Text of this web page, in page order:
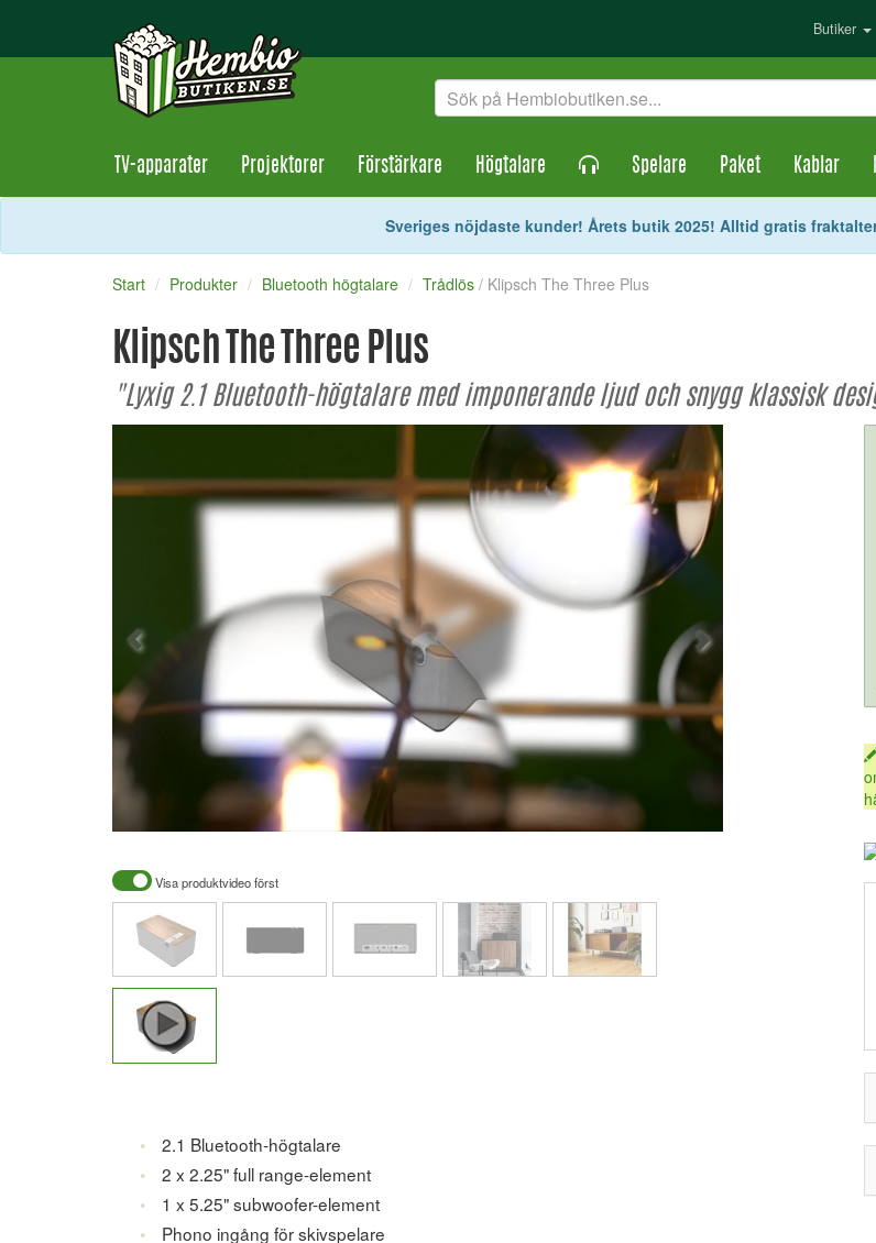
Butiker
TV-apparater Projektorer Förstärkare Högtalare Spelare Paket Kablar
Sveriges nöjdaste kunder! Årets butik 2025! Alltid gratis
Start Produkter Bluetooth högtalare Trådlös / Klipsch The Three Plus
Klipsch The Three Plus
"Lyxig 2.1 Bluetooth-högtalare med imponerande ljud och snygg klassisk
Visa produktvideo först
2.1 Bluetooth-högtalare
2 x 2.25" full range-element
1 x 5.25" subwoofer-element
Phono ingång för skivspelare